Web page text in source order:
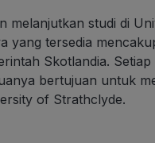
melanjutkan studi di
yang tersedia
Skotlandia.
bertujuan untuk
of Strathclyde.